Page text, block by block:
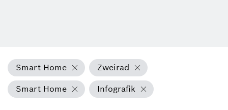
Smart Home
Zweirad
Smart Home
Infografik